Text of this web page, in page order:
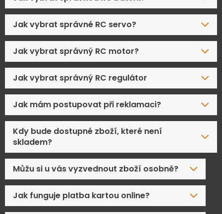
Jak vybrat správné RC servo?
Jak vybrat správný RC motor?
Jak vybrat správný RC regulátor
Jak mám postupovat při reklamaci?
Kdy bude dostupné zboží, které není
skladem?
Můžu si u vás vyzvednout zboží osobně?
Jak funguje platba kartou online?